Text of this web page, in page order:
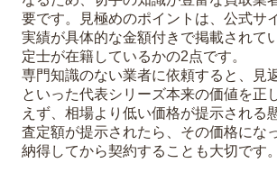
要です。見極めのポイントは、公式サ
実績が具体的な金額付きで掲載されて
定士が在籍しているかの2点です。
専門知識のない業者に依頼すると、見
といった代表シリーズ本来の価値を正
えず、相場より低い価格が提示される
査定額が提示されたら、その価格にな
納得してから契約することも大切です。